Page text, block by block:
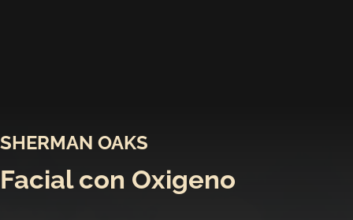
SHERMAN OAKS
Facial con Oxigeno